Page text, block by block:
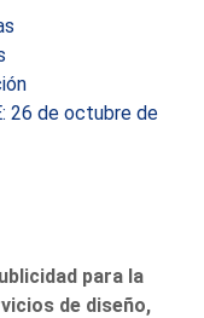
26 de octubre de
para la
de diseño,